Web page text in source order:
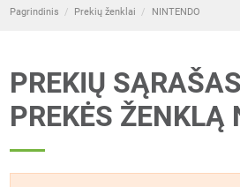
Pagrindinis Prekių ženklai NINTENDO
PREKIŲ
PREKĖS ŽENKLĄ